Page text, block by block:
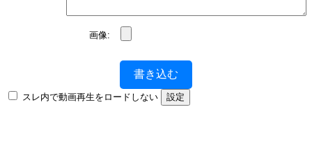
画像:
書き込む
スレ内で動画再生をロードしない